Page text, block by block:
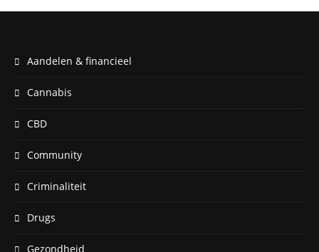
Aandelen & financieel
Cannabis
CBD
Community
Criminaliteit
Drugs
Gezondheid